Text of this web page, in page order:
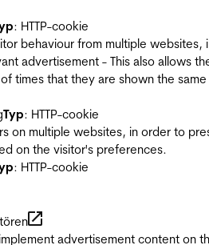
: HTTP-cookie
behaviour from multiple websites,
advertisement - This also allows
times that they are shown the same
Typ: HTTP-cookie
on multiple websites, in order to
on the visitor's preferences.
: HTTP-cookie
advertisement content on